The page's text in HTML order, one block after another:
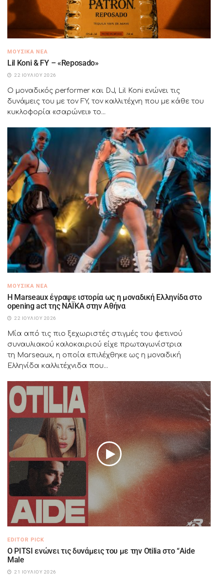
ΜΟΥΣΙΚΆ ΝΈΑ
Lil Koni & FY – «Reposado»
22 ΙΟΥΛΊΟΥ 2026
Ο μοναδικός performer και DJ, Lil Koni ενώνει τις
δυνάμεις του με τον FY, τον καλλιτέχνη που με κάθε του
κυκλοφορία «σαρώνει» το...
ΜΟΥΣΙΚΆ ΝΈΑ
H Marseaux έγραψε ιστορία ως η μοναδική Ελληνίδα στο
opening act της NAÏKA στην Αθήνα
22 ΙΟΥΛΊΟΥ 2026
Μία από τις πιο ξεχωριστές στιγμές του φετινού
συναυλιακού καλοκαιριού είχε πρωταγωνίστρια
τη Marseaux, η οποία επιλέχθηκε ως η μοναδική
Ελληνίδα καλλιτέχνιδα που...
EDITOR PICK
Ο PITSI ενώνει τις δυνάμεις του με την Otilia στο “Aide
Male
21 ΙΟΥΛΊΟΥ 2026